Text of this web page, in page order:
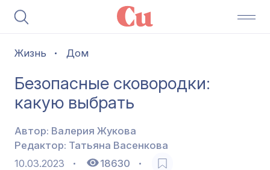
Жизнь Дом
Безопасные сковородки:
какую выбрать
Автор: Валерия Жукова
Редактор: Татьяна Васенкова
10.03.2023
18630